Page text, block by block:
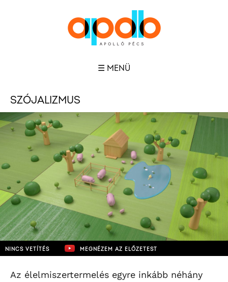
☰ MENÜ
SZÓJALIZMUS
NINCS VETÍTÉS MEGNÉZEM AZ ELŐZETEST
Az élelmiszertermelés egyre inkább néhány